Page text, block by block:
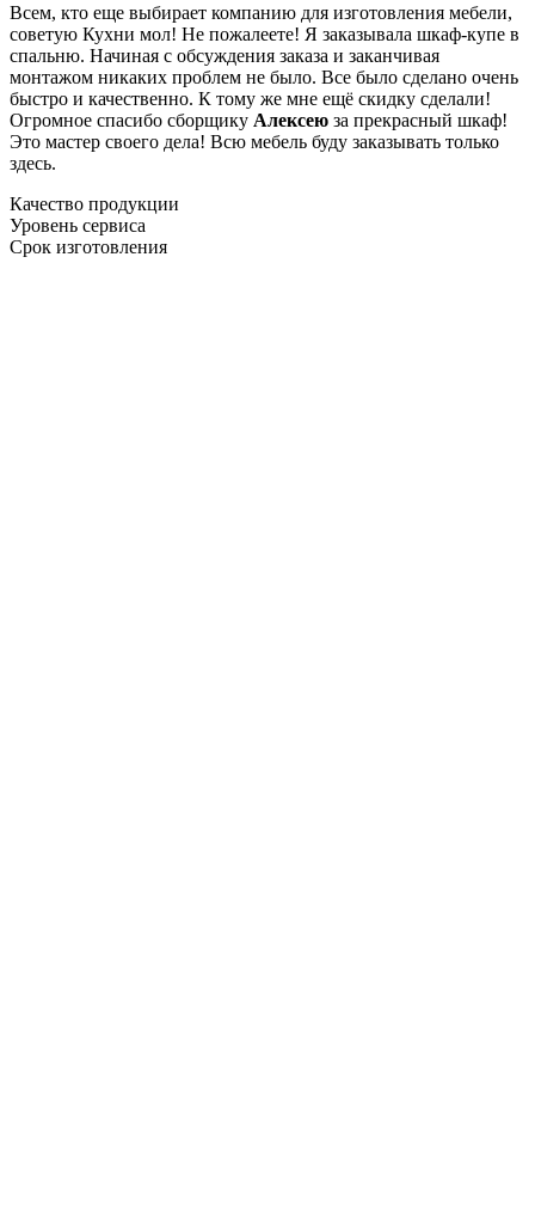
Всем, кто еще выбирает компанию для изготовления мебели,
советую Кухни мол! Не пожалеете! Я заказывала шкаф-купе в
спальню. Начиная с обсуждения заказа и заканчивая
монтажом никаких проблем не было. Все было сделано очень
быстро и качественно. К тому же мне ещё скидку сделали!
Огромное спасибо сборщику Алексею за прекрасный шкаф!
Это мастер своего дела! Всю мебель буду заказывать только
здесь.
Качество продукции
Уровень сервиса
Срок изготовления